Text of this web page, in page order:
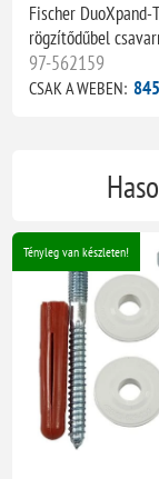
Fischer
rögzítődűbel
97-562159
CSAK A WEBEN:
Tényleg van készleten!